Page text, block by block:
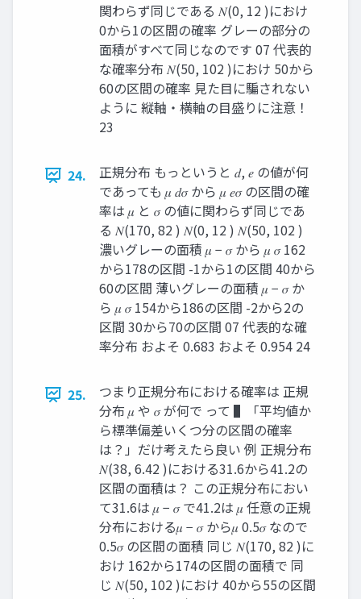
関わらず同じである 𝑁(0, 12 )におけ
0から1の区間の確率 グレーの部分の
面積がすべて同じなのです 07 代表的
な確率分布 𝑁(50, 102 )におけ 50から
60の区間の確率 見た目に騙されない
ように 縦軸・横軸の目盛りに注意！
23
24.
正規分布 もっというと 𝑑, 𝑒 の値が何
であっても 𝜇 𝑑𝜎 から 𝜇 𝑒𝜎 の区間の確
率は 𝜇 と 𝜎 の値に関わらず同じであ
る 𝑁(170, 82 ) 𝑁(0, 12 ) 𝑁(50, 102 )
濃いグレーの面積 𝜇 − 𝜎 から 𝜇 𝜎 162
から178の区間 -1から1の区間 40から
60の区間 薄いグレーの面積 𝜇 − 𝜎 か
ら 𝜇 𝜎 154から186の区間 -2から2の
区間 30から70の区間 07 代表的な確
率分布 およそ 0.683 およそ 0.954 24
25.
つまり正規分布における確率は 正規
分布 𝜇 や 𝜎 が何で って ▌「平均値か
ら標準偏差いくつ分の区間の確率
は？」だけ考えたら良い 例 正規分布
𝑁(38, 6.42 )における31.6から41.2の
区間の面積は？ この正規分布におい
て31.6は 𝜇 − 𝜎 で41.2は 𝜇 任意の正規
分布における𝜇 − 𝜎 から𝜇 0.5𝜎 なので
0.5𝜎 の区間の面積 同じ 𝑁(170, 82 )に
おけ 162から174の区間の面積で 同
じ 𝑁(50, 102 )におけ 40から55の区間